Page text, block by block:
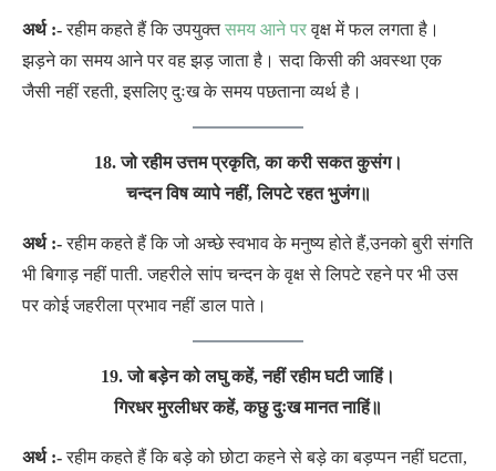
अर्थ :-रहीम कहते हैं कि उपयुक्तसमय आने परवृक्ष में फल लगता है।
झड़ने का समय आने पर वह झड़ जाता है। सदा किसी की अवस्था एक
जैसी नहीं रहती, इसलिए दुःख के समय पछताना व्यर्थ है।
18. जो रहीम उत्तम प्रकृति, का करी सकत कुसंग।
चन्दन विष व्यापे नहीं, लिपटे रहत भुजंग॥
अर्थ :-रहीम कहते हैं कि जो अच्छे स्वभाव के मनुष्य होते हैं,उनको बुरी संगति
भी बिगाड़ नहीं पाती. जहरीले सांप चन्दन के वृक्ष से लिपटे रहने पर भी उस
पर कोई जहरीला प्रभाव नहीं डाल पाते।
19. जो बड़ेन को लघु कहें, नहीं रहीम घटी जाहिं।
गिरधर मुरलीधर कहें, कछु दुःख मानत नाहिं॥
अर्थ :-रहीम कहते हैं कि बड़े को छोटा कहने से बड़े का बड़प्पन नहीं घटता,